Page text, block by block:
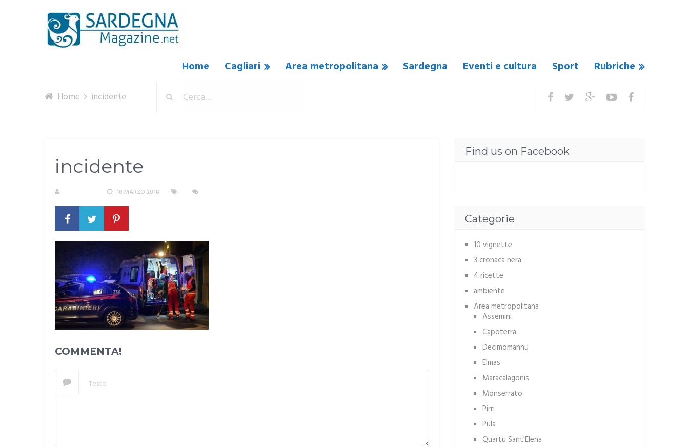
Home Cagliari Area metropolitana Sardegna Eventi e cultura Sport Rubriche
Home incidente
incidente
10 MARZO 2018
COMMENTA!
Find us on Facebook
Categorie
10 vignette
3 cronaca nera
4 ricette
ambiente
Area metropolitana
Assemini
Capoterra
Decimomannu
Elmas
Maracalagonis
Monserrato
Pirri
Pula
Quartu Sant'Elena